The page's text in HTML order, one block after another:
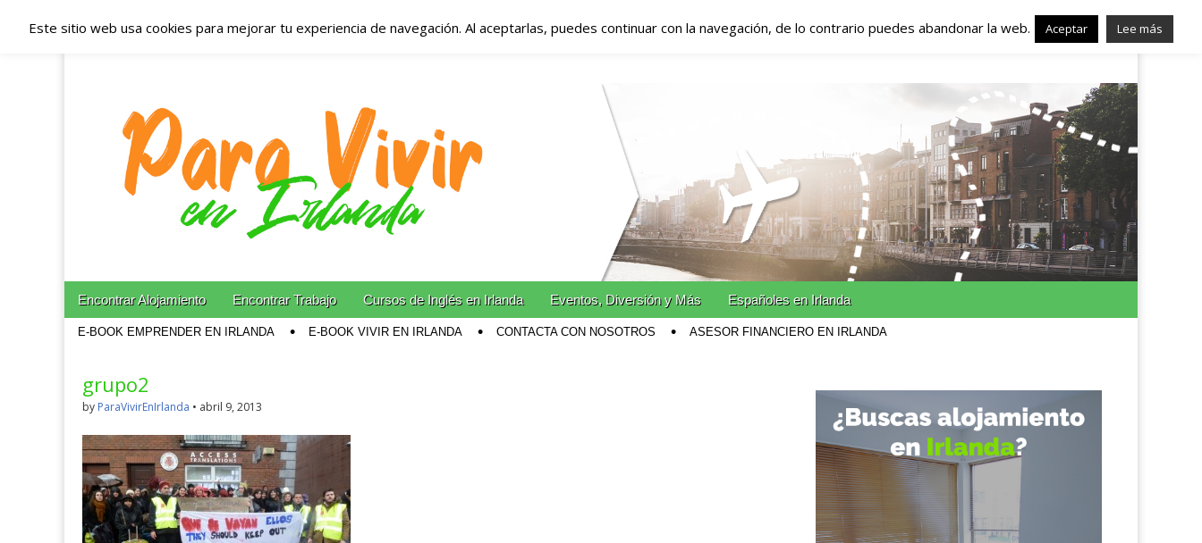
Españoles en Irlanda – Vivir en Irlanda – Trabajo en
Irlanda – Alojamiento en Irlanda
Blog dedicado a los que viven, estudian y trabajan en Irlanda!
Main menu
Skip to content
Encontrar Alojamiento Encontrar Trabajo Cursos de Inglés en Irlanda Eventos, Diversión y Más Españoles en Irlanda
E-BOOK EMPRENDER EN IRLANDA E-BOOK VIVIR EN IRLANDA CONTACTA CON NOSOTROS ASESOR FINANCIERO EN IRLANDA
grupo2
by ParaVivirEnIrlanda • abril 9, 2013
Este sitio web usa cookies para mejorar tu experiencia de navegación. Al aceptarlas, puedes continuar con la navegación, de lo contrario puedes abandonar la web. Aceptar Lee más